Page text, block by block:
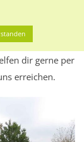
Teil dieser Seite
dir gerne per
erreichen.